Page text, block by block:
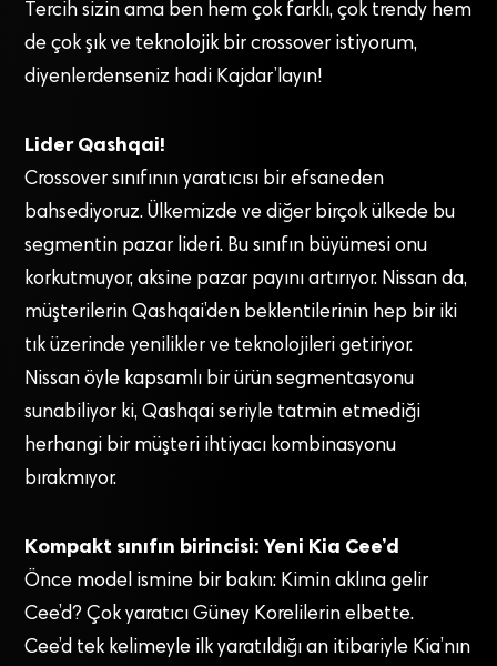
Tercih sizin ama ben hem çok farklı, çok trendy hem
de çok şık ve teknolojik bir crossover istiyorum,
diyenlerdenseniz hadi Kajdar’layın!
Lider Qashqai!
Crossover sınıfının yaratıcısı bir efsaneden
bahsediyoruz. Ülkemizde ve diğer birçok ülkede bu
segmentin pazar lideri. Bu sınıfın büyümesi onu
korkutmuyor, aksine pazar payını artırıyor. Nissan da,
müşterilerin Qashqai’den beklentilerinin hep bir iki
tık üzerinde yenilikler ve teknolojileri getiriyor.
Nissan öyle kapsamlı bir ürün segmentasyonu
sunabiliyor ki, Qashqai seriyle tatmin etmediği
herhangi bir müşteri ihtiyacı kombinasyonu
bırakmıyor.
Kompakt sınıfın birincisi: Yeni Kia Cee’d
Önce model ismine bir bakın: Kimin aklına gelir
Cee’d? Çok yaratıcı Güney Korelilerin elbette.
Cee’d tek kelimeyle ilk yaratıldığı an itibariyle Kia’nın